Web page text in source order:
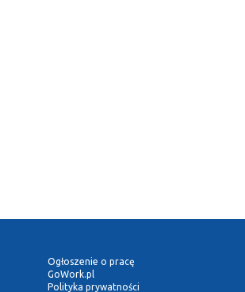
Ogłoszenie o pracę
GoWork.pl
Polityka prywatności